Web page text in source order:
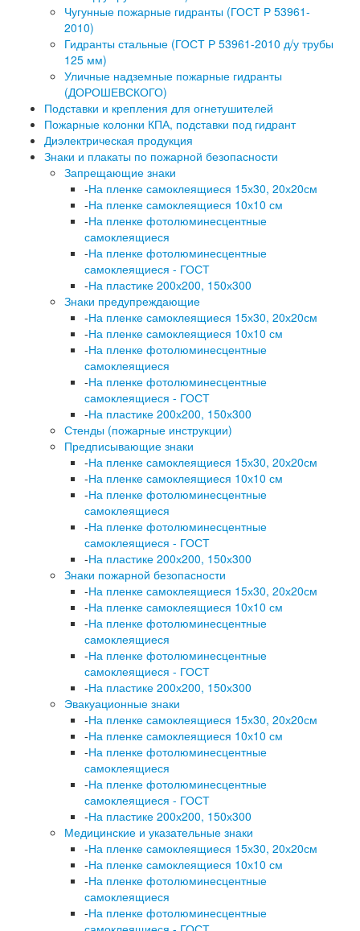
Чугунные пожарные гидранты (ГОСТ Р 53961-
2010)
Гидранты стальные (ГОСТ Р 53961-2010 д/у трубы
125 мм)
Уличные надземные пожарные гидранты
(ДОРОШЕВСКОГО)
Подставки и крепления для огнетушителей
Пожарные колонки КПА, подставки под гидрант
Диэлектрическая продукция
Знаки и плакаты по пожарной безопасности
Запрещающие знаки
-На пленке самоклеящиеся 15х30, 20х20см
-На пленке самоклеящиеся 10х10 см
-На пленке фотолюминесцентные
самоклеящиеся
-На пленке фотолюминесцентные
самоклеящиеся - ГОСТ
-На пластике 200х200, 150х300
Знаки предупреждающие
-На пленке самоклеящиеся 15х30, 20х20см
-На пленке самоклеящиеся 10х10 см
-На пленке фотолюминесцентные
самоклеящиеся
-На пленке фотолюминесцентные
самоклеящиеся - ГОСТ
-На пластике 200х200, 150х300
Стенды (пожарные инструкции)
Предписывающие знаки
-На пленке самоклеящиеся 15х30, 20х20см
-На пленке самоклеящиеся 10х10 см
-На пленке фотолюминесцентные
самоклеящиеся
-На пленке фотолюминесцентные
самоклеящиеся - ГОСТ
-На пластике 200х200, 150х300
Знаки пожарной безопасности
-На пленке самоклеящиеся 15х30, 20х20см
-На пленке самоклеящиеся 10х10 см
-На пленке фотолюминесцентные
самоклеящиеся
-На пленке фотолюминесцентные
самоклеящиеся - ГОСТ
-На пластике 200х200, 150х300
Эвакуационные знаки
-На пленке самоклеящиеся 15х30, 20х20см
-На пленке самоклеящиеся 10х10 см
-На пленке фотолюминесцентные
самоклеящиеся
-На пленке фотолюминесцентные
самоклеящиеся - ГОСТ
-На пластике 200х200, 150х300
Медицинские и указательные знаки
-На пленке самоклеящиеся 15х30, 20х20см
-На пленке самоклеящиеся 10х10 см
-На пленке фотолюминесцентные
самоклеящиеся
-На пленке фотолюминесцентные